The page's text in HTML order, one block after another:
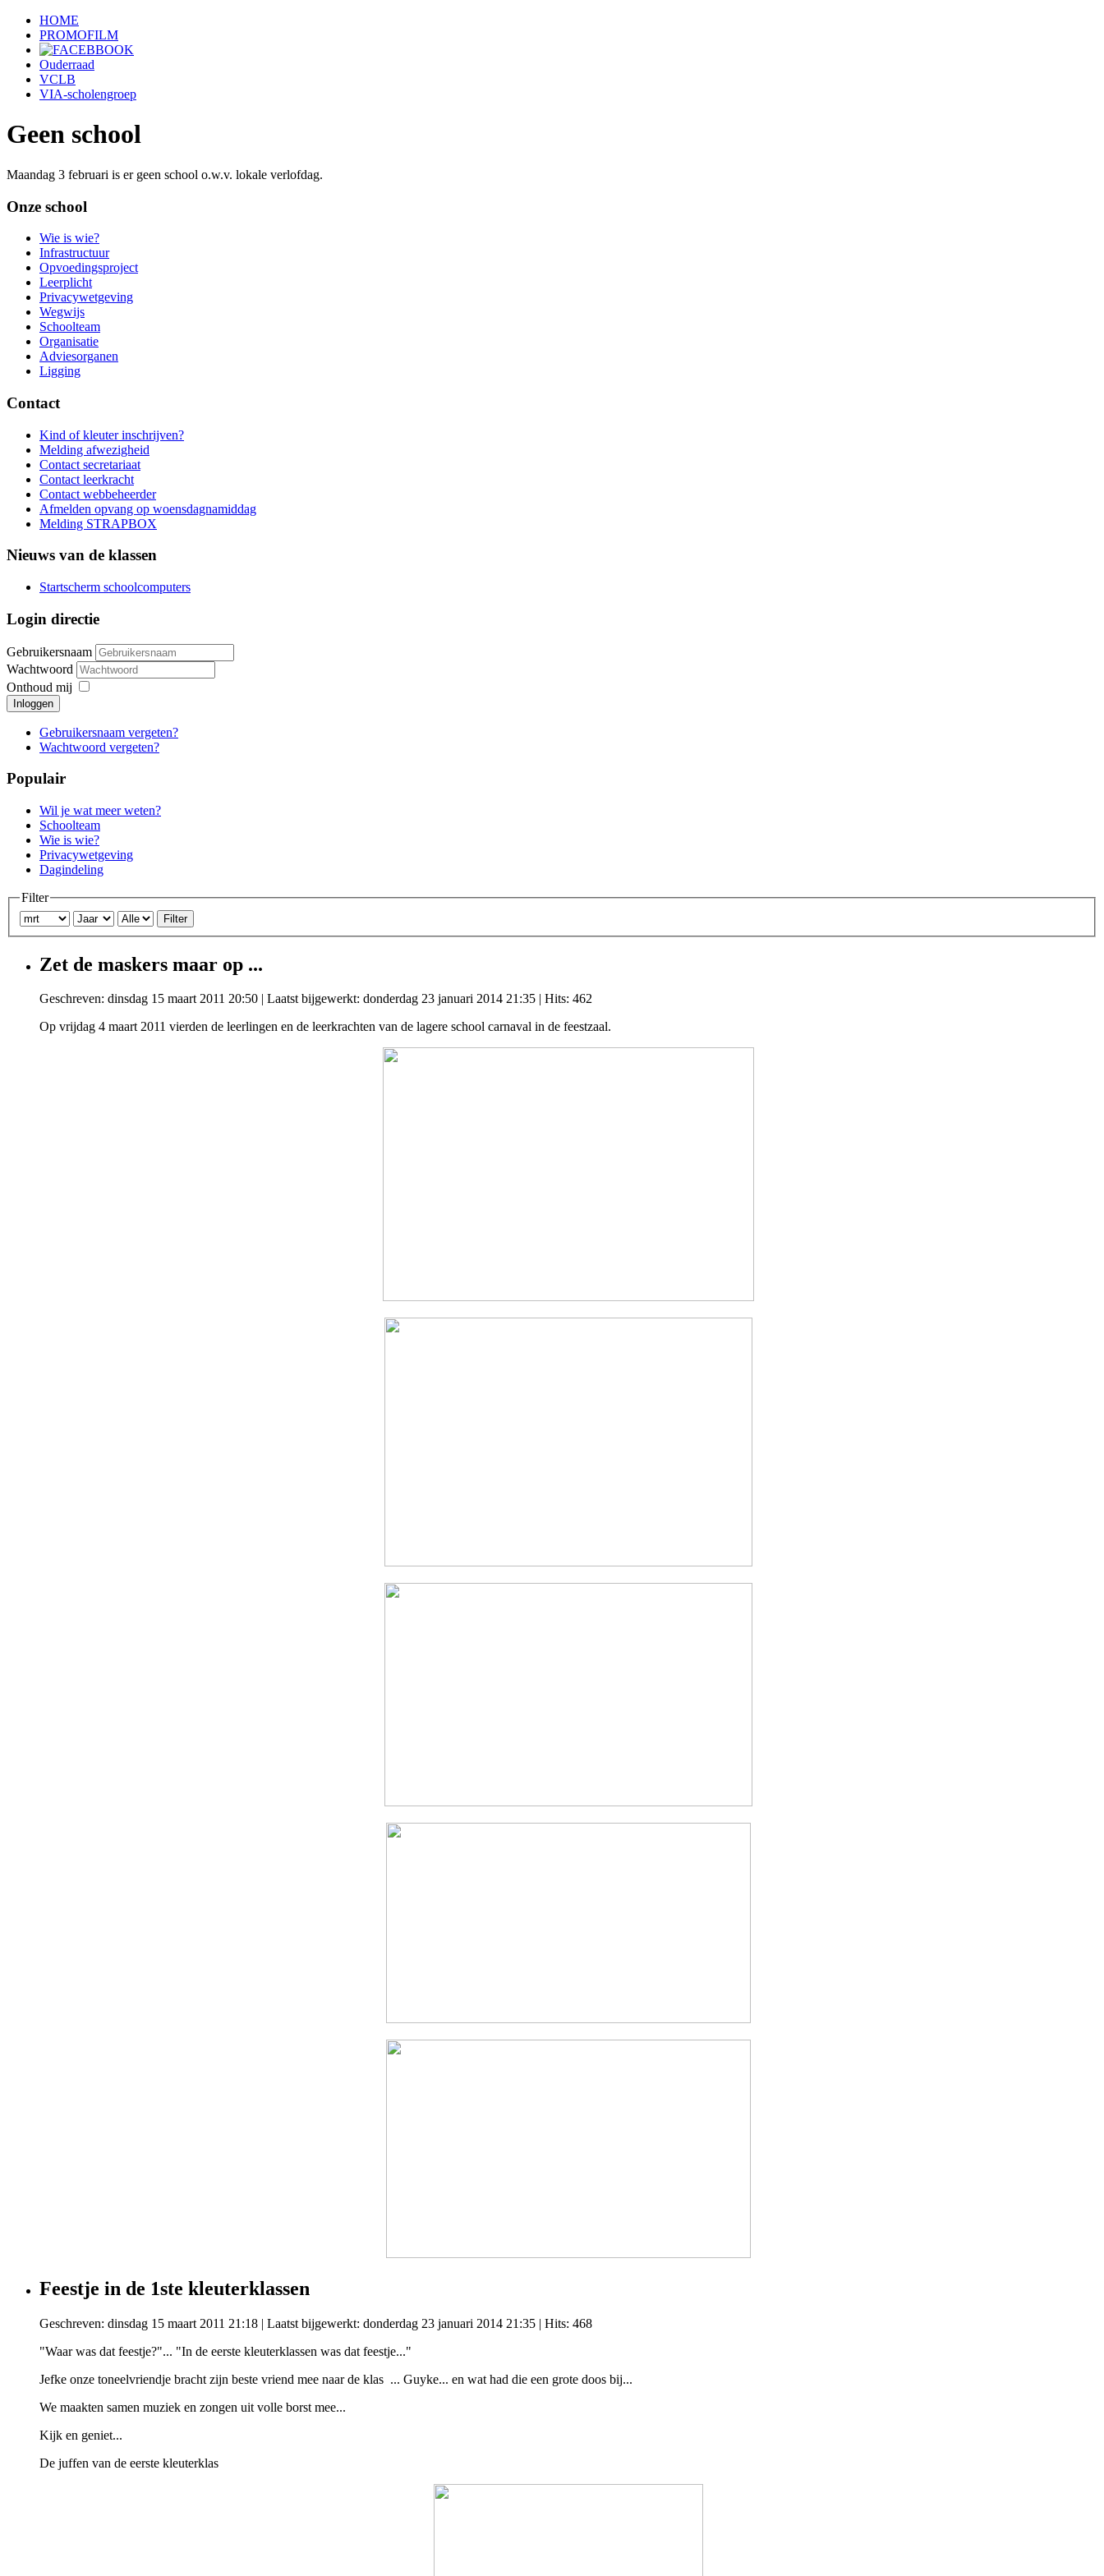
HOME
PROMOFILM
Ouderraad
VCLB
VIA-scholengroep
Geen school
Maandag 3 februari is er geen school o.w.v. lokale verlofdag.
Onze school
Wie is wie?
Infrastructuur
Opvoedingsproject
Leerplicht
Privacywetgeving
Wegwijs
Schoolteam
Organisatie
Adviesorganen
Ligging
Contact
Kind of kleuter inschrijven?
Melding afwezigheid
Contact secretariaat
Contact leerkracht
Contact webbeheerder
Afmelden opvang op woensdagnamiddag
Melding STRAPBOX
Nieuws van de klassen
Startscherm schoolcomputers
Login directie
Gebruikersnaam
Wachtwoord
Onthoud mij
Inloggen
Gebruikersnaam vergeten?
Wachtwoord vergeten?
Populair
Wil je wat meer weten?
Schoolteam
Wie is wie?
Privacywetgeving
Dagindeling
Filter
Filter
Zet de maskers maar op ...
Geschreven: dinsdag 15 maart 2011 20:50 Laatst bijgewerkt: donderdag 23 januari 2014 21:35 | Hits: 462
Op vrijdag 4 maart 2011 vierden de leerlingen en de leerkrachten van de lagere school carnaval in de feestzaal.
Feestje in de 1ste kleuterklassen
Geschreven: dinsdag 15 maart 2011 21:18 | Laatst bijgewerkt: donderdag 23 januari 2014 21:35 | Hits: 468
"Waar was dat feestje?"... "In de eerste kleuterklassen was dat feestje..."
Jefke onze toneelvriendje bracht zijn beste vriend mee naar de klas ... Guyke... en wat had die een grote doos bij...
We maakten samen muziek en zongen uit volle borst mee...
Kijk en geniet...
De juffen van de eerste kleuterklas